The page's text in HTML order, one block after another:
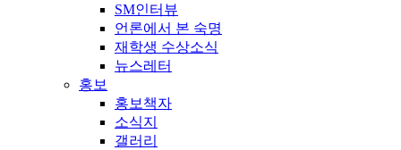
SM인터뷰
언론에서 본 숙명
재학생 수상소식
뉴스레터
홍보
홍보책자
소식지
갤러리